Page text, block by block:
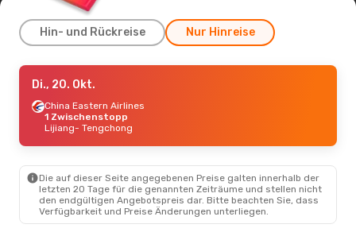
Hin- und Rückreise Nur Hinreise
Do., 1. Okt.- Mo., 5. Okt.
China Eastern Airlines
Chengdu- Tengchong
China Eastern Airlines
Di., 20. Okt.
China Eastern Airlines
1 Zwischenstopp
Lijiang- Tengchong
Die auf dieser Seite angegebenen Preise galten innerhalb der
letzten 20 Tage für die genannten Zeiträume und stellen nicht
den endgültigen Angebotspreis dar. Bitte beachten Sie, dass
Verfügbarkeit und Preise Änderungen unterliegen.